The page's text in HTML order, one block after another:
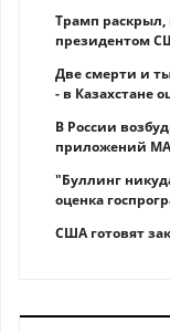
Трамп
президентом
Две смерти и
- в Казахстане
В России
приложений
"Буллинг
оценка
США готовят